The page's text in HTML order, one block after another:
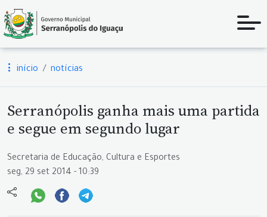
início notícias
Serranópolis ganha mais uma partida
e segue em segundo lugar
Secretaria de Educação, Cultura e Esportes
seg, 29 set 2014 - 10:39